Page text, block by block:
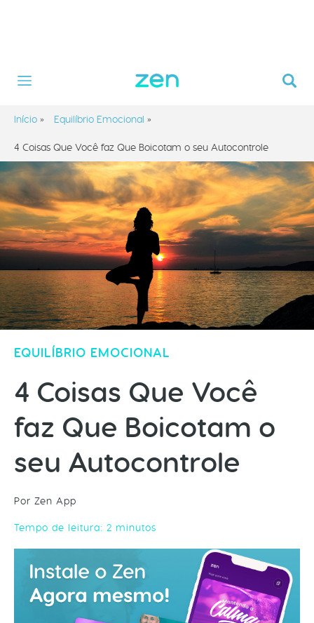
Início » Equilíbrio Emocional »
4 Coisas Que Você faz Que Boicotam o seu Autocontrole
EQUILÍBRIO EMOCIONAL
4 Coisas Que Você
faz Que Boicotam o
seu Autocontrole
Por Zen App
Tempo de leitura: 2 minutos